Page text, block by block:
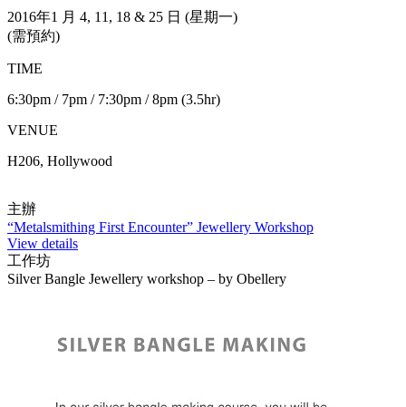
2016年1 月 4, 11, 18 & 25 日 (星期一)
(需預約)
TIME
6:30pm / 7pm / 7:30pm / 8pm (3.5hr)
VENUE
H206, Hollywood
主辦
“Metalsmithing First Encounter” Jewellery Workshop
View details
工作坊
Silver Bangle Jewellery workshop – by Obellery